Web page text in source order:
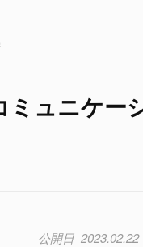
ュニケー